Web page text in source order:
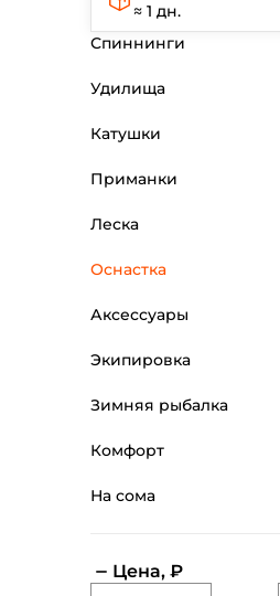
≈ 1 дн.
Спиннинги
Удилища
Катушки
Приманки
Леска
Оснастка
Аксессуары
Экипировка
Зимняя рыбалка
Комфорт
На сома
Цена, ₽